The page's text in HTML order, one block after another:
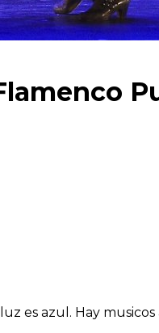
es azul. Hay musicos